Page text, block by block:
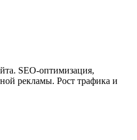
SEO-оптимизация,
рекламы. Рост трафика и